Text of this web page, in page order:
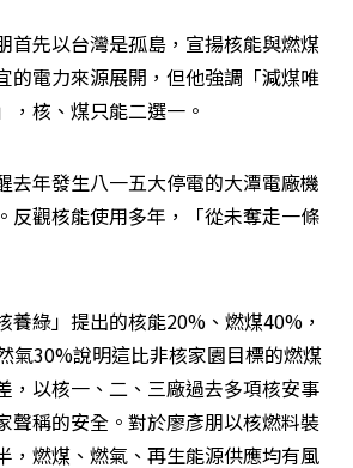
首先以台灣是孤島，宣揚核能與燃煤
的電力來源展開，但他強調「減煤唯
，核、煤只能二選一。
去年發生八一五大停電的大潭電廠機
反觀核能使用多年，「從未奪走一條
養綠」提出的核能20%、燃煤40%，
氣30%說明這比非核家園目標的燃煤
，以核一、二、三廠過去多項核安事
聲稱的安全。對於廖彥朋以核燃料裝
，燃煤、燃氣、再生能源供應均有風